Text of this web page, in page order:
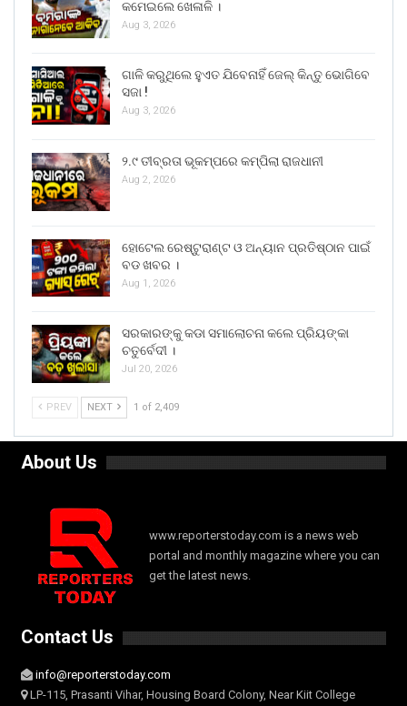
କମେଇଲେ ଖେଳାଳି ।
Aug 3, 2026
ଗାଳି କରୁଥିଲେ ହୁଏତ ଯିବେନାହିଁ ଜେଲ୍ କିନ୍ତୁ ଭୋଗିବେ
ସଜା !
Aug 3, 2026
୨.୯ ତୀବ୍ରତା ଭୂକମ୍ପରେ କମ୍ପିଲା ରାଜଧାନୀ
Aug 2, 2026
ହୋଟେଲ ରେଷ୍ଟୁରାଣ୍ଟ ଓ ଅନ୍ୟାନ ପ୍ରତିଷ୍ଠାନ ପାଇଁ
ବଡ ଖବର ।
Aug 1, 2026
ସରକାରଙ୍କୁ କଡା ସମାଲୋଚନା କଲେ ପ୍ରିୟଙ୍କା
ଚତୁର୍ବେଦୀ ।
Jul 20, 2026
PREV NEXT 1 of 2,409
About Us
www.reporterstoday.com is a news web
portal and monthly magazine where you can
get the latest news.
Contact Us
info@reporterstoday.com
LP-115, Prasanti Vihar, Housing Board Colony, Near Kiit College